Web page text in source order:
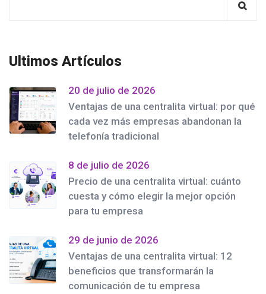
Ultimos Artículos
20 de julio de 2026
Ventajas de una centralita virtual: por qué
cada vez más empresas abandonan la
telefonía tradicional
8 de julio de 2026
Precio de una centralita virtual: cuánto
cuesta y cómo elegir la mejor opción
para tu empresa
29 de junio de 2026
Ventajas de una centralita virtual: 12
beneficios que transformarán la
comunicación de tu empresa